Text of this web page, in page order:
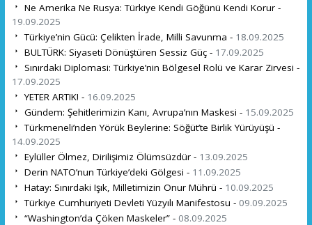
Ne Amerika Ne Rusya: Türkiye Kendi Göğünü Kendi Korur -
19.09.2025
Türkiye’nin Gücü: Çelikten İrade, Milli Savunma - 18.09.2025
BULTÜRK: Siyaseti Dönüştüren Sessiz Güç - 17.09.2025
Sınırdaki Diplomasi: Türkiye’nin Bölgesel Rolü ve Karar Zirvesi -
17.09.2025
YETER ARTIK! - 16.09.2025
Gündem: Şehitlerimizin Kanı, Avrupa’nın Maskesi - 15.09.2025
Türkmeneli’nden Yörük Beylerine: Söğüt’te Birlik Yürüyüşü -
14.09.2025
Eylüller Ölmez, Dirilişimiz Ölümsüzdür - 13.09.2025
Derin NATO’nun Türkiye’deki Gölgesi - 11.09.2025
Hatay: Sınırdaki Işık, Milletimizin Onur Mührü - 10.09.2025
Türkiye Cumhuriyeti Devleti Yüzyılı Manifestosu - 09.09.2025
“Washington’da Çöken Maskeler” - 08.09.2025